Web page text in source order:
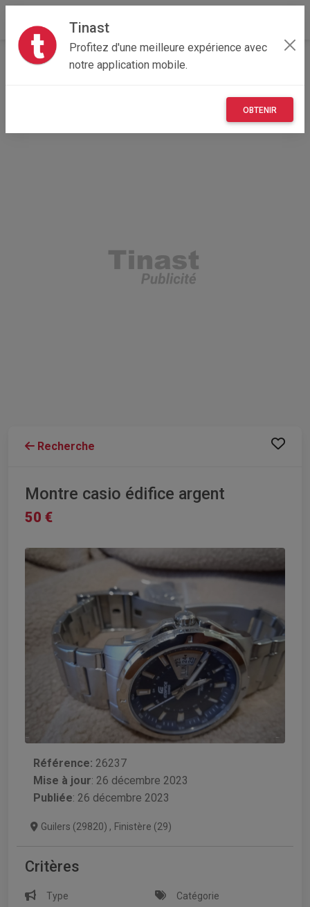
Tinast
Profitez d'une meilleure expérience avec
notre application mobile.
OBTENIR
Accueil Vêtements et objets personnels
Recherche
Montre casio édifice argent
50 €
Référence: 26237
Mise à jour: 26 décembre 2023
Publiée: 26 décembre 2023
Guilers (29820) , Finistère (29)
Critères
Type
Catégorie